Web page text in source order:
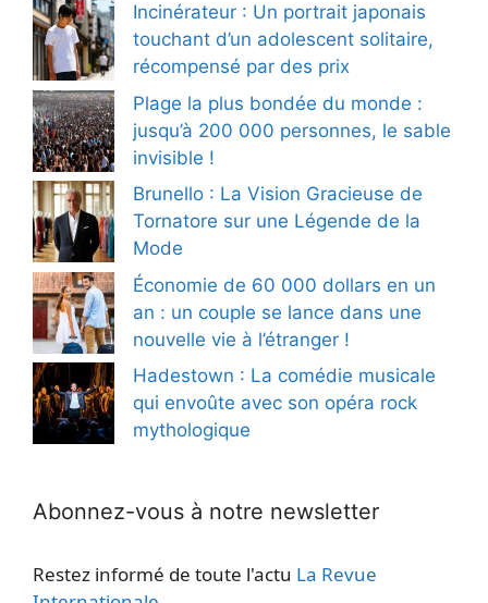
Incinérateur : Un portrait japonais
touchant d’un adolescent solitaire,
récompensé par des prix
Plage la plus bondée du monde :
jusqu’à 200 000 personnes, le sable
invisible !
Brunello : La Vision Gracieuse de
Tornatore sur une Légende de la
Mode
Économie de 60 000 dollars en un
an : un couple se lance dans une
nouvelle vie à l’étranger !
Hadestown : La comédie musicale
qui envoûte avec son opéra rock
mythologique
Abonnez-vous à notre newsletter
Restez informé de toute l'actu La Revue